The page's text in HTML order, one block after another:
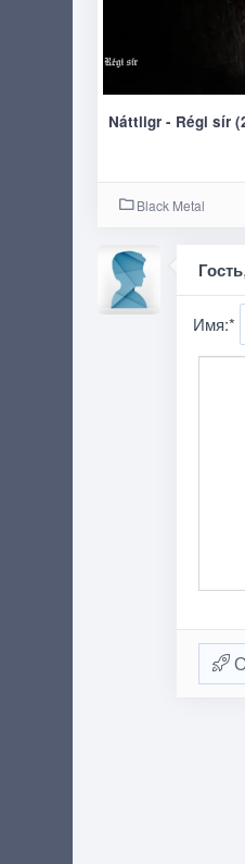
Náttligr - Régi sír
Black Metal
Гость
Имя:*